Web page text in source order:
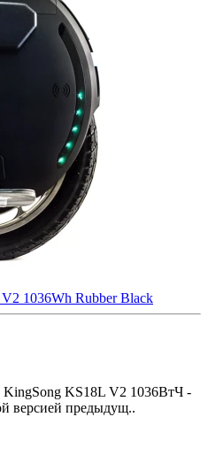
1036Wh Rubber Black
KS18L V2 1036ВтЧ -
версией предыдущ..